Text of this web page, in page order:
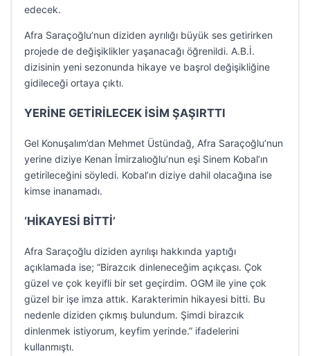
edecek.
Afra Saraçoğlu’nun diziden ayrılığı büyük ses getirirken
projede de değişiklikler yaşanacağı öğrenildi. A.B.İ.
dizisinin yeni sezonunda hikaye ve başrol değişikliğine
gidileceği ortaya çıktı.
YERİNE GETİRİLECEK İSİM ŞAŞIRTTI
Gel Konuşalım’dan Mehmet Üstündağ, Afra Saraçoğlu’nun
yerine diziye Kenan İmirzalıoğlu’nun eşi Sinem Kobal’ın
getirileceğini söyledi. Kobal’ın diziye dahil olacağına ise
kimse inanamadı.
‘HİKAYESİ BİTTİ’
Afra Saraçoğlu diziden ayrılışı hakkında yaptığı
açıklamada ise; “Birazcık dinleneceğim açıkçası. Çok
güzel ve çok keyifli bir set geçirdim. OGM ile yine çok
güzel bir işe imza attık. Karakterimin hikayesi bitti. Bu
nedenle diziden çıkmış bulundum. Şimdi birazcık
dinlenmek istiyorum, keyfim yerinde.” ifadelerini
kullanmıştı.